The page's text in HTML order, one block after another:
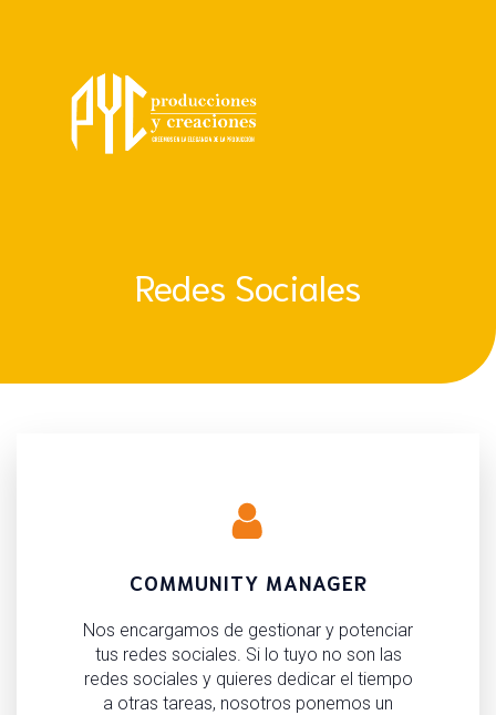
Redes Sociales
COMMUNITY MANAGER
Nos encargamos de gestionar y potenciar
tus redes sociales. Si lo tuyo no son las
redes sociales y quieres dedicar el tiempo
a otras tareas, nosotros ponemos un